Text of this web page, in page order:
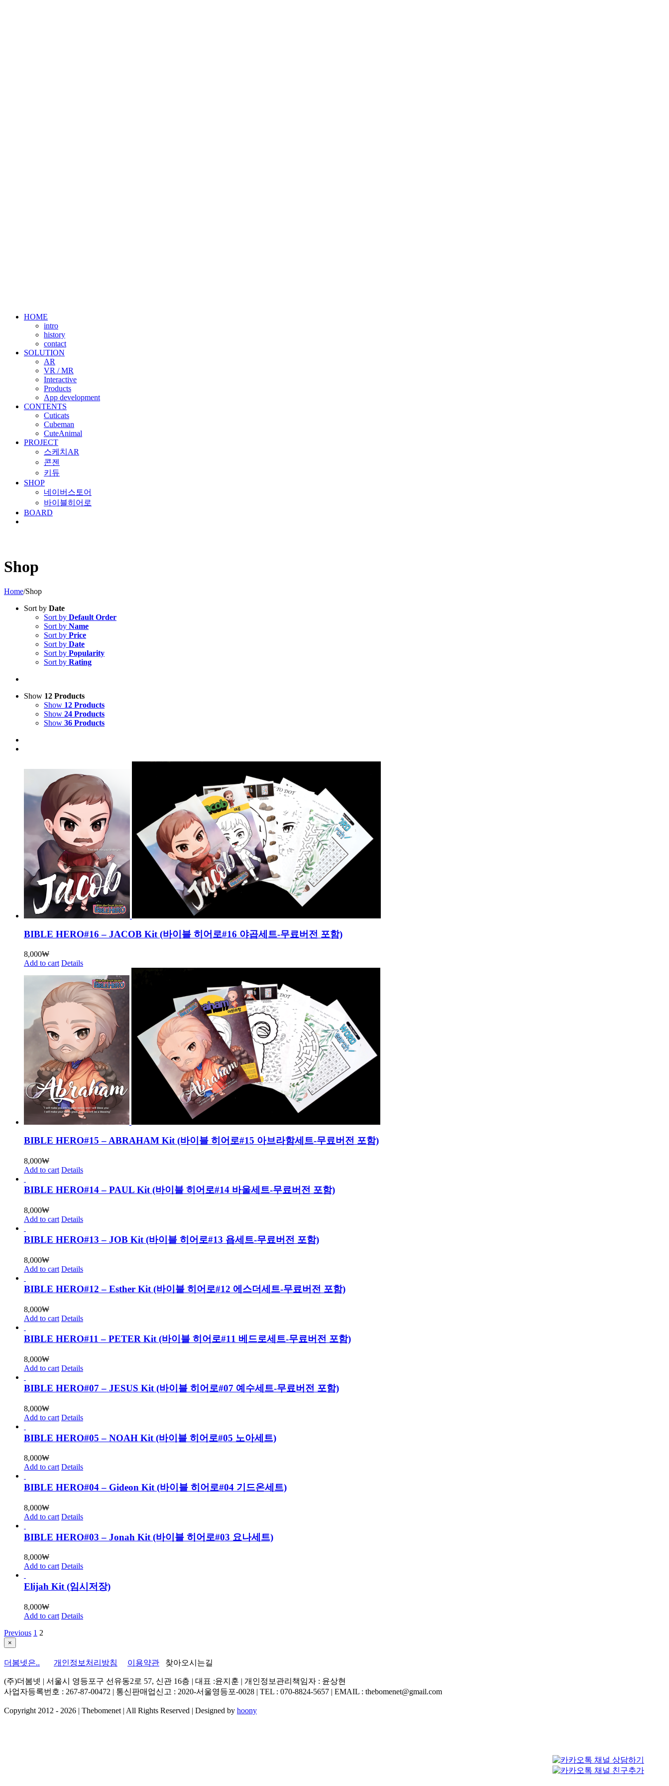
HOME
intro
history
contact
SOLUTION
AR
VR / MR
Interactive
Products
App development
CONTENTS
Cuticats
Cubeman
CuteAnimal
PROJECT
스케치AR
콘젠
키듀
SHOP
네이버스토어
바이블히어로
BOARD
Shop
Home/Shop
Sort by Date
Sort by Default Order
Sort by Name
Sort by Price
Sort by Date
Sort by Popularity
Sort by Rating
Show 12 Products
Show 12 Products
Show 24 Products
Show 36 Products
BIBLE HERO#16 – JACOB Kit (바이블 히어로#16 야곱세트-무료버전 포함)
8,000₩
Add to cart Details
BIBLE HERO#15 – ABRAHAM Kit (바이블 히어로#15 아브라함세트-무료버전 포함)
8,000₩
Add to cart Details
BIBLE HERO#14 – PAUL Kit (바이블 히어로#14 바울세트-무료버전 포함)
8,000₩
Add to cart Details
BIBLE HERO#13 – JOB Kit (바이블 히어로#13 욥세트-무료버전 포함)
8,000₩
Add to cart Details
BIBLE HERO#12 – Esther Kit (바이블 히어로#12 에스더세트-무료버전 포함)
8,000₩
Add to cart Details
BIBLE HERO#11 – PETER Kit (바이블 히어로#11 베드로세트-무료버전 포함)
8,000₩
Add to cart Details
BIBLE HERO#07 – JESUS Kit (바이블 히어로#07 예수세트-무료버전 포함)
8,000₩
Add to cart Details
BIBLE HERO#05 – NOAH Kit (바이블 히어로#05 노아세트)
8,000₩
Add to cart Details
BIBLE HERO#04 – Gideon Kit (바이블 히어로#04 기드온세트)
8,000₩
Add to cart Details
BIBLE HERO#03 – Jonah Kit (바이블 히어로#03 요나세트)
8,000₩
Add to cart Details
Elijah Kit (임시저장)
8,000₩
Add to cart Details
Previous 1 2
Close
product
view
×
더봄넷은.. 개인정보처리방침 이용약관 찾아오시는길
(주)더봄넷 | 서울시 영등포구 선유동2로 57, 신관 16층 | 대표 :윤지훈 | 개인정보관리책임자 : 윤상현
사업자등록번호 : 267-87-00472 | 통신판매업신고 : 2020-서울영등포-0028 | TEL : 070-8824-5657 | EMAIL : thebomenet@gmail.com
Copyright 2012 - 2026 | Thebomenet | All Rights Reserved | Designed by hoony